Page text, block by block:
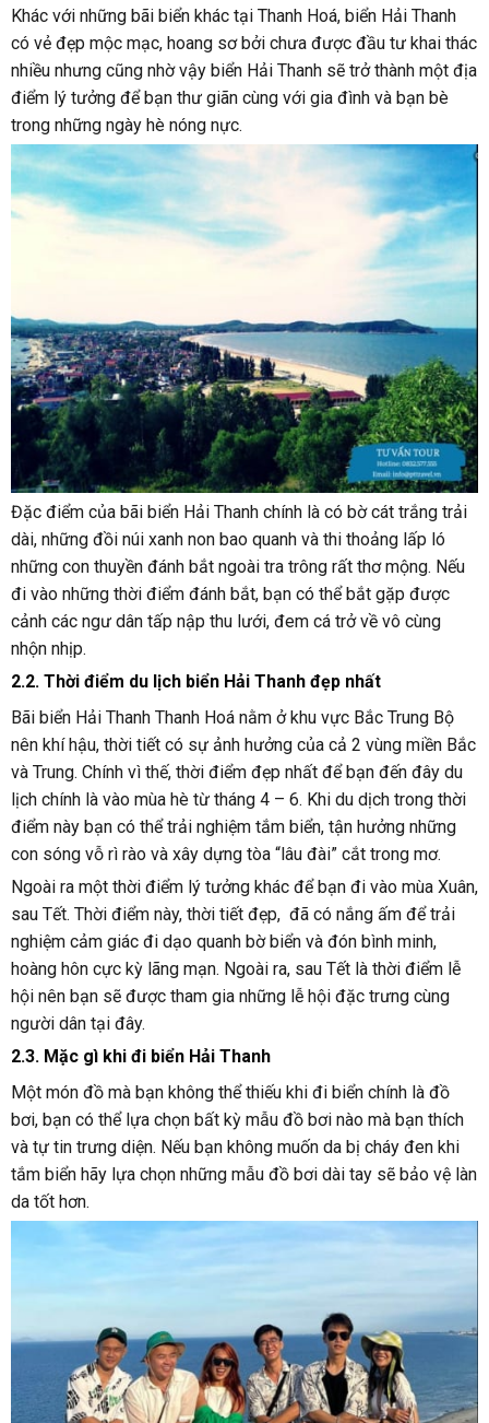
Khác với những bãi biển khác tại Thanh Hoá, biển Hải Thanh
có vẻ đẹp mộc mạc, hoang sơ bởi chưa được đầu tư khai thác
nhiều nhưng cũng nhờ vậy biển Hải Thanh sẽ trở thành một địa
điểm lý tưởng để bạn thư giãn cùng với gia đình và bạn bè
trong những ngày hè nóng nực.
Đặc điểm của bãi biển Hải Thanh chính là có bờ cát trắng trải
dài, những đồi núi xanh non bao quanh và thi thoảng lấp ló
những con thuyền đánh bắt ngoài tra trông rất thơ mộng. Nếu
đi vào những thời điểm đánh bắt, bạn có thể bắt gặp được
cảnh các ngư dân tấp nập thu lưới, đem cá trở về vô cùng
nhộn nhịp.
2.2. Thời điểm du lịch biển Hải Thanh đẹp nhất
Bãi biển Hải Thanh Thanh Hoá nằm ở khu vực Bắc Trung Bộ
nên khí hậu, thời tiết có sự ảnh hưởng của cả 2 vùng miền Bắc
và Trung. Chính vì thế, thời điểm đẹp nhất để bạn đến đây du
lịch chính là vào mùa hè từ tháng 4 – 6. Khi du dịch trong thời
điểm này bạn có thể trải nghiệm tắm biển, tận hưởng những
con sóng vỗ rì rào và xây dựng tòa “lâu đài” cắt trong mơ.
Ngoài ra một thời điểm lý tưởng khác để bạn đi vào mùa Xuân,
sau Tết. Thời điểm này, thời tiết đẹp, đã có nắng ấm để trải
nghiệm cảm giác đi dạo quanh bờ biển và đón bình minh,
hoàng hôn cực kỳ lãng mạn. Ngoài ra, sau Tết là thời điểm lễ
hội nên bạn sẽ được tham gia những lễ hội đặc trưng cùng
người dân tại đây.
2.3. Mặc gì khi đi biển Hải Thanh
Một món đồ mà bạn không thể thiếu khi đi biển chính là đồ
bơi, bạn có thể lựa chọn bất kỳ mẫu đồ bơi nào mà bạn thích
và tự tin trưng diện. Nếu bạn không muốn da bị cháy đen khi
tắm biển hãy lựa chọn những mẫu đồ bơi dài tay sẽ bảo vệ làn
da tốt hơn.